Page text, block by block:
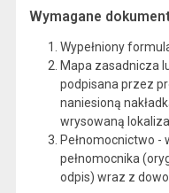
Wymagane
Wypełniony
Mapa zasadnicza
podpisana przez
naniesioną
wrysowaną
Pełnomocnictwo -
pełnomocnika
odpis) wraz z